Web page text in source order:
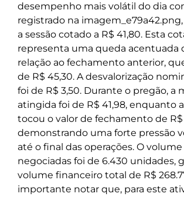
desempenho mais volátil do dia
registrado na
a sessão cotado a R$ 41,80. Esta
representa uma queda acentuada
relação ao fechamento anterior,
de R$ 45,30. A desvalorização
foi de R$ 3,50. Durante o pregão, a
atingida foi de R$ 41,98, enquanto
tocou o valor de fechamento de R$
demonstrando uma forte pressão
até o final das operações. O
negociadas foi de 6.430 unidades,
volume financeiro total de R$
importante notar que, para este